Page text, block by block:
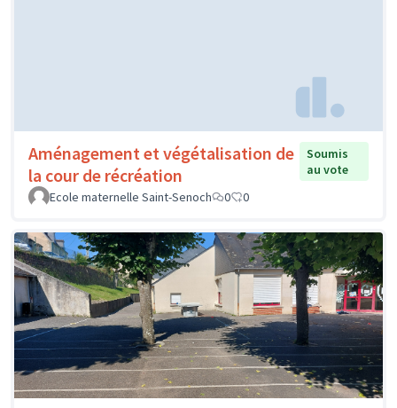
Aménagement et végétalisation de
la cour de récréation
Soumis
au vote
Ecole maternelle Saint-Senoch
0 0